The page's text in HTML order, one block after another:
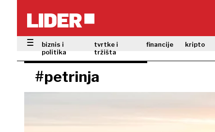
biznis i
politika
tvrtke i
tržišta
financije kripto
#petrinja